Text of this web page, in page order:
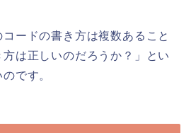
ードの書き方は複数あること
は正しいのだろうか？」とい
です。